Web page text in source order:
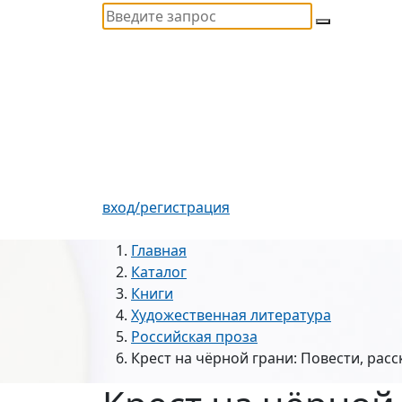
вход/регистрация
Главная
Каталог
Книги
Художественная литература
Российская проза
Крест на чёрной грани: Повести,